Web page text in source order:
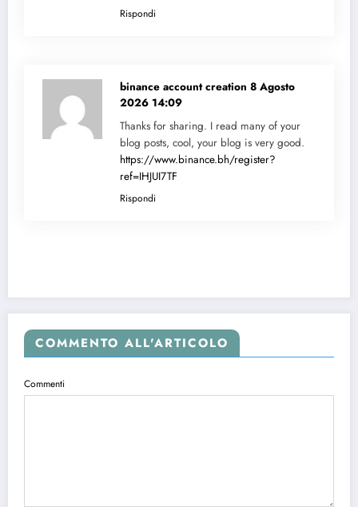
Rispondi
binance account creation 8 Agosto
2026 14:09
Thanks for sharing. I read many of your
blog posts, cool, your blog is very good.
https://www.binance.bh/register?
ref=IHJUI7TF
Rispondi
COMMENTO ALL'ARTICOLO
Commenti